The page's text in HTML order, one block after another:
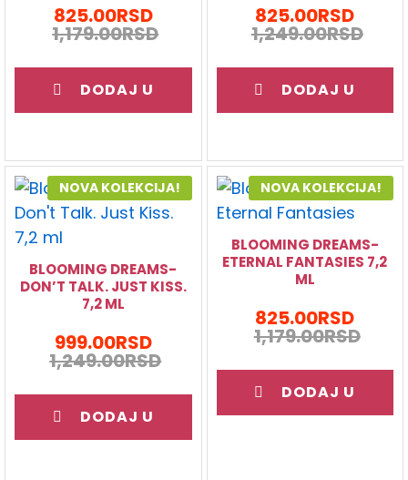
825.00RSD
1,179.00RSD
DODAJ U
825.00RSD
1,249.00RSD
DODAJ U
NOVA KOLEKCIJA!
BLOOMING DREAMS-
DON’T TALK. JUST KISS.
7,2 ML
999.00RSD
1,249.00RSD
DODAJ U
NOVA KOLEKCIJA!
BLOOMING DREAMS-
ETERNAL FANTASIES 7,2
ML
825.00RSD
1,179.00RSD
DODAJ U